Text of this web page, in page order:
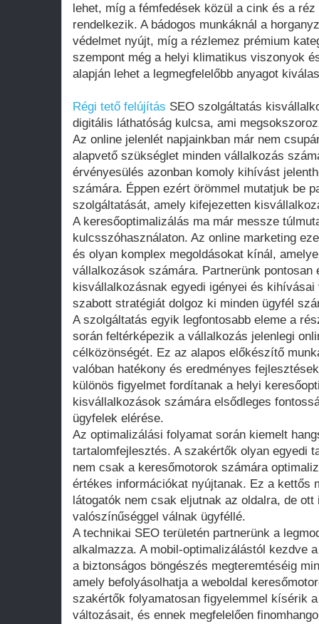
lehet, míg a fémfedések közül a cink és a
rendelkezik. A bádogos munkáknál a
védelmet nyújt, míg a rézlemez prémium
szempont még a helyi klimatikus viszonyok
alapján lehet a legmegfelelőbb anyagot
Régi tető felújítás SEO szolgáltatás
digitális láthatóság kulcsa, ami
Az online jelenlét napjainkban már nem
alapvető szükséglet minden vállalkozás
érvényesülés azonban komoly kihívást
számára. Éppen ezért örömmel mutatjuk be
szolgáltatását, amely kifejezetten
A keresőoptimalizálás ma már messze
kulcsszóhasználaton. Az online marketing
és olyan komplex megoldásokat kínál,
vállalkozások számára. Partnerünk pontosan
kisvállalkozásnak egyedi igényei és
szabott stratégiát dolgoz ki minden ügyfél
A szolgáltatás egyik legfontosabb eleme a
során feltérképezik a vállalkozás jelenlegi
célközönségét. Ez az alapos előkészítő
valóban hatékony és eredményes
különös figyelmet fordítanak a helyi
kisvállalkozások számára elsődleges
ügyfelek elérése.
Az optimalizálási folyamat során kiemelt
tartalomfejlesztés. A szakértők olyan egyedi
nem csak a keresőmotorok számára
értékes információkat nyújtanak. Ez a kettős
látogatók nem csak eljutnak az oldalra, de
valószínűséggel válnak ügyféllé.
A technikai SEO területén partnerünk a
alkalmazza. A mobil-optimalizálástól kezdve
a biztonságos böngészés megteremtéséig
amely befolyásolhatja a weboldal
szakértők folyamatosan figyelemmel kísérik
változásait, és ennek megfelelően